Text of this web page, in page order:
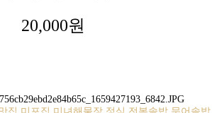
20,000원